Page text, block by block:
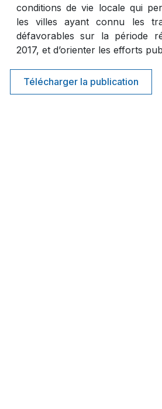
conditions de vie locale qui
les villes ayant connu les
défavorables sur la période
2017, et d’orienter les efforts
Télécharger la publication